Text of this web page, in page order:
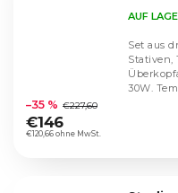
durchschnittliche
Produktbewertung
ist
AUF
€120,66 ohne MwSt.
–35 % €227,60
€146
Set aus
Stativen,
30W.